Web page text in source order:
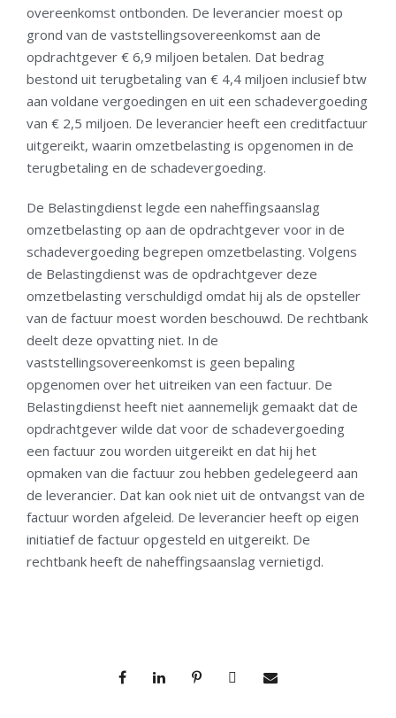
overeenkomst ontbonden. De leverancier moest op
grond van de vaststellingsovereenkomst aan de
opdrachtgever € 6,9 miljoen betalen. Dat bedrag
bestond uit terugbetaling van € 4,4 miljoen inclusief btw
aan voldane vergoedingen en uit een schadevergoeding
van € 2,5 miljoen. De leverancier heeft een creditfactuur
uitgereikt, waarin omzetbelasting is opgenomen in de
terugbetaling en de schadevergoeding.
De Belastingdienst legde een naheffingsaanslag
omzetbelasting op aan de opdrachtgever voor in de
schadevergoeding begrepen omzetbelasting. Volgens
de Belastingdienst was de opdrachtgever deze
omzetbelasting verschuldigd omdat hij als de opsteller
van de factuur moest worden beschouwd. De rechtbank
deelt deze opvatting niet. In de
vaststellingsovereenkomst is geen bepaling
opgenomen over het uitreiken van een factuur. De
Belastingdienst heeft niet aannemelijk gemaakt dat de
opdrachtgever wilde dat voor de schadevergoeding
een factuur zou worden uitgereikt en dat hij het
opmaken van die factuur zou hebben gedelegeerd aan
de leverancier. Dat kan ook niet uit de ontvangst van de
factuur worden afgeleid. De leverancier heeft op eigen
initiatief de factuur opgesteld en uitgereikt. De
rechtbank heeft de naheffingsaanslag vernietigd.